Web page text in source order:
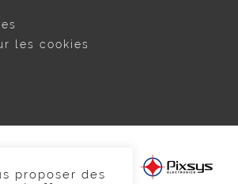
les cookies
proposer des